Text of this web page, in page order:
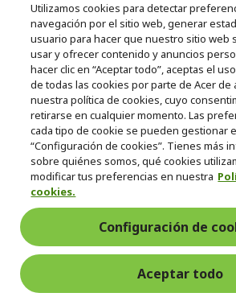
Especificaciones
Utilizamos cookies para detectar
navegación por el sitio web, generar
usuario para hacer que nuestro sitio web
usar y ofrecer contenido y anuncios
hacer clic en “Aceptar todo”, aceptas el
de todas las cookies por parte de Acer de
nuestra política de cookies, cuyo
retirarse en cualquier momento. Las
cada tipo de cookie se pueden gestionar
“Configuración de cookies”. Tienes más
sobre quiénes somos, qué cookies
modificar tus preferencias en nuestra
cookies.
Configuración de
Aceptar todo